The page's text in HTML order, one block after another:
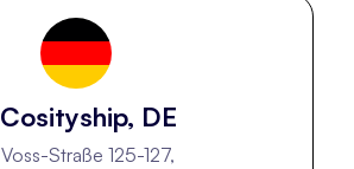
Cosityship, DE
Voss-Straße 125-127,